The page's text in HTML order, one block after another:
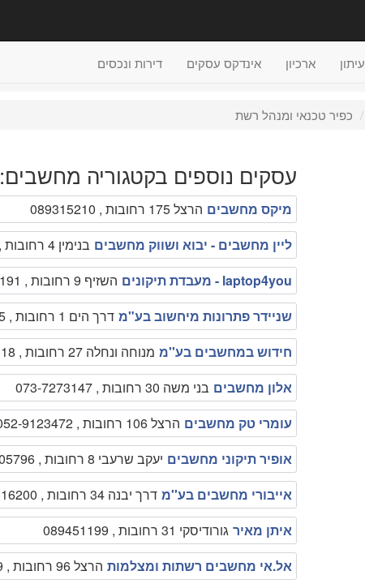
עיתון ארכיון אינדקס עסקים דירות ונכסים
כפיר טכנאי ומנהל רשת
עסקים נוספים בקטגוריה מחשבים:
מיקס מחשבים הרצל 175 רחובות , 089315210
ליין מחשבים - יבוא ושווק מחשבים בנימין 4 רחובות , 089492037
laptop4you - מעבדת תיקונים
השזיף 9 רחובות , 08-9367191
שניידר פתרונות מיחשוב בע"מ דרך הים 1 רחובות , 1-700-700525
חידוש במחשבים בע''מ מנוחה ונחלה 27 רחובות , 08-9491118
אלון מחשבים בני משה 30 רחובות , 073-7273147
עומרי טק מחשבים הרצל 106 רחובות , 052-9123472
אופיר תיקוני מחשבים יעקב שרעבי 8 רחובות , 0548105796
אייבורי מחשבים בע''מ דרך יבנה 34 רחובות , 089316200
איתן מאיר גורודיסקי 31 רחובות , 089451199
אל.אי מחשבים רשתות ומצלמות הרצל 96 רחובות , 0505922229